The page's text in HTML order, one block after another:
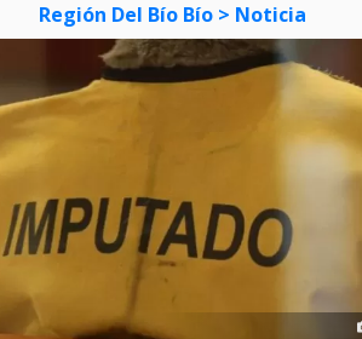
Región Del Bío Bío > Noticia